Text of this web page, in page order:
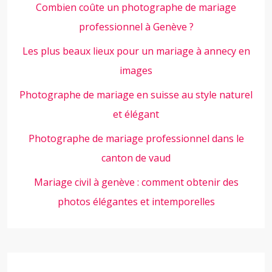
Combien coûte un photographe de mariage
professionnel à Genève ?
Les plus beaux lieux pour un mariage à annecy en
images
Photographe de mariage en suisse au style naturel
et élégant
Photographe de mariage professionnel dans le
canton de vaud
Mariage civil à genève : comment obtenir des
photos élégantes et intemporelles